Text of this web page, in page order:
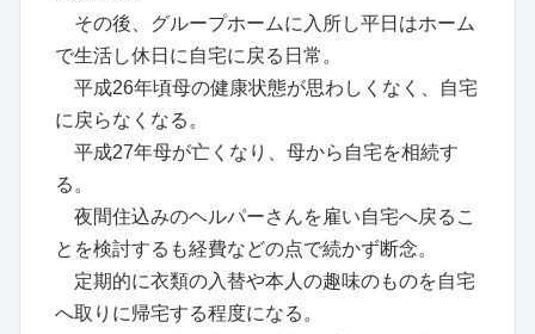
その後、グループホームに入所し平日はホーム
で生活し休日に自宅に戻る日常。
平成26年頃母の健康状態が思わしくなく、自宅
に戻らなくなる。
平成27年母が亡くなり、母から自宅を相続す
る。
夜間住込みのヘルパーさんを雇い自宅へ戻るこ
とを検討するも経費などの点で続かず断念。
定期的に衣類の入替や本人の趣味のものを自宅
へ取りに帰宅する程度になる。